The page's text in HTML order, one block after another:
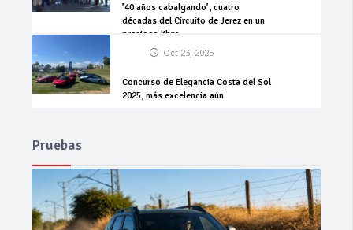
’40 años cabalgando’, cuatro
décadas del Circuito de Jerez en un
precioso libro
Oct 23, 2025
Concurso de Elegancia Costa del Sol
2025, más excelencia aún
Pruebas